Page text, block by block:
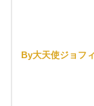
By大天使ジョフ